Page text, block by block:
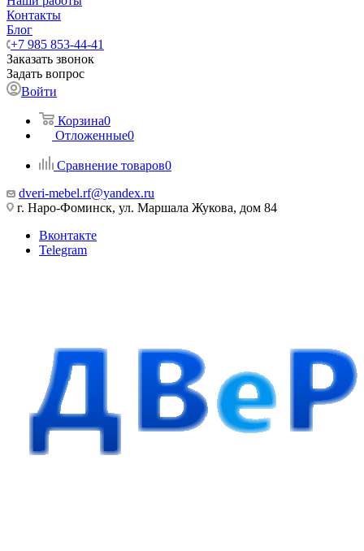
Контакты
Блог
+7 985 853-44-41
Заказать звонок
Задать вопрос
Войти
Корзина0
Отложенные0
Сравнение товаров0
dveri-mebel.rf@yandex.ru
г. Наро-Фоминск, ул. Маршала Жукова, дом 84
Вконтакте
Telegram